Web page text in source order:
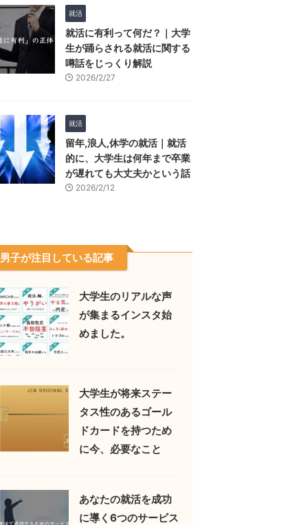
就活
就活に有利って何だ？｜大学
生が踊らされる就活に関する
噂話をじっくり解説
2026/2/27
就活
留年,浪人,休学の就活｜就活
的に、大学生は何年まで卒業
が遅れても大丈夫かという話
2026/2/12
男子が注目している記事
大学生のリアルな声
が集まるインスタ始
めました。
大学生が将来ステー
タス性のあるゴール
ドカードを持つため
に今、必要なこと
あなたの就活を成功
に導く6つのサービス